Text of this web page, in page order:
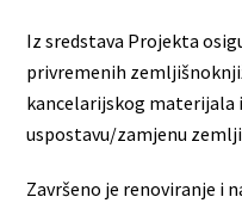
Iz sredstava Projekta
privremenih
kancelarijskog materijala
uspostavu/zamjenu
Završeno je renoviranje i